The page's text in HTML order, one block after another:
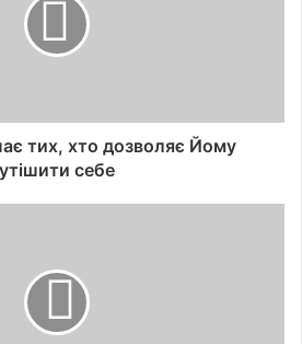
тих, хто дозволяє Йому
утішити себе